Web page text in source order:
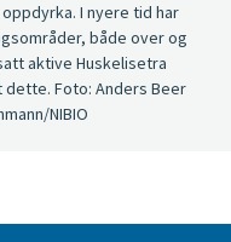
I nyere tid har
både over og
aktive Huskelisetra
dette. Foto: Anders Beer
NIBIO